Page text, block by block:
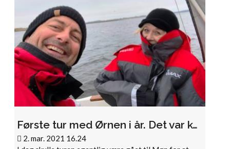
Første tur med Ørnen i år. Det var koldt!
2. mar. 2021 16.24